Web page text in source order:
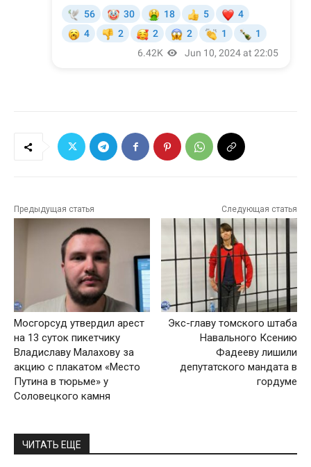
Предыдущая статья
Мосгорсуд утвердил арест
на 13 суток пикетчику
Владиславу Малахову за
акцию с плакатом «Место
Путина в тюрьме» у
Соловецкого камня
Следующая статья
Экс-главу томского штаба
Навального Ксению
Фадееву лишили
депутатского мандата в
гордуме
ЧИТАТЬ ЕЩЕ